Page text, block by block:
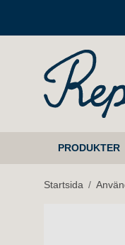
PRODUKTER
Startsida /